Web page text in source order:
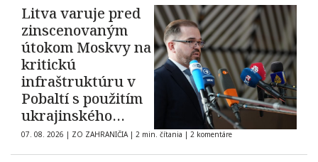
Litva varuje pred
zinscenovaným
útokom Moskvy na
kritickú
infraštruktúru v
Pobaltí s použitím
ukrajinského
dronu
07. 08. 2026 | ZO ZAHRANIČIA | 2 min. čítania | 2 komentáre